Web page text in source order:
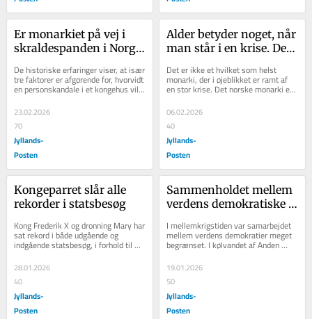
Er monarkiet på vej i
skraldespanden i Norge
De historiske erfaringer viser, at især
tre faktorer er afgørende for, hvorvidt
en personskandale i et kongehus vil
medføre en generel stor nedgang...
23.02.2026
70
Jyllands-
Posten
Alder betyder noget, når
man står i en krise. Det
gammelt kongehus som
det norske
Det er ikke et hvilket som helst
monarki, der i øjeblikket er ramt af
en stor krise. Det norske monarki er
så...
06.02.2026
40
Jyllands-
Posten
Kongeparret slår alle
rekorder i statsbesøg
Kong Frederik X og dronning Mary har
sat rekord i både udgående og
indgående statsbesøg, i forhold til
hvor længe kongen har siddet på
tronen.
28.01.2026
40
Jyllands-
Posten
Sammenholdet mellem
verdens demokratiske
I mellemkrigstiden var samarbejdet
mellem verdens demokratier meget
begrænset. I kølvandet af Anden
Verdenskrig ændrede det sig
fundamentalt, og...
19.01.2026
50
Jyllands-
Posten